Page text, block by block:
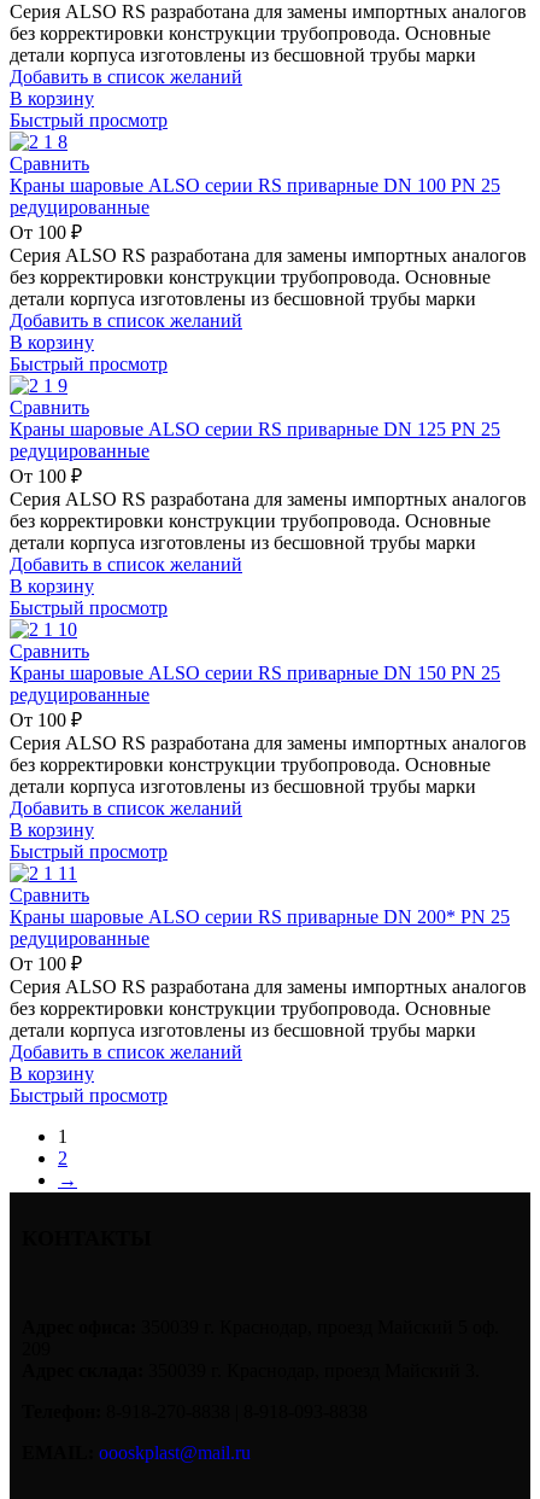
Серия ALSO RS разработана для замены импортных аналогов
без корректировки конструкции трубопровода. Основные
детали корпуса изготовлены из бесшовной трубы марки
Добавить в список желаний
В корзину
Быстрый просмотр
Сравнить
Краны шаровые ALSO серии RS приварные DN 100 PN 25
редуцированные
От 100 ₽
Серия ALSO RS разработана для замены импортных аналогов
без корректировки конструкции трубопровода. Основные
детали корпуса изготовлены из бесшовной трубы марки
Добавить в список желаний
В корзину
Быстрый просмотр
Сравнить
Краны шаровые ALSO серии RS приварные DN 125 PN 25
редуцированные
От 100 ₽
Серия ALSO RS разработана для замены импортных аналогов
без корректировки конструкции трубопровода. Основные
детали корпуса изготовлены из бесшовной трубы марки
Добавить в список желаний
В корзину
Быстрый просмотр
Сравнить
Краны шаровые ALSO серии RS приварные DN 150 PN 25
редуцированные
От 100 ₽
Серия ALSO RS разработана для замены импортных аналогов
без корректировки конструкции трубопровода. Основные
детали корпуса изготовлены из бесшовной трубы марки
Добавить в список желаний
В корзину
Быстрый просмотр
Сравнить
Краны шаровые ALSO серии RS приварные DN 200* PN 25
редуцированные
От 100 ₽
Серия ALSO RS разработана для замены импортных аналогов
без корректировки конструкции трубопровода. Основные
детали корпуса изготовлены из бесшовной трубы марки
Добавить в список желаний
В корзину
Быстрый просмотр
1
2
→
oooskplast@mail.ru